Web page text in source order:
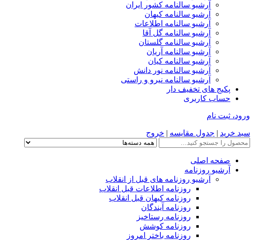
آرشیو سالنامه کشور ایران
آرشیو سالنامه کیهان
آرشیو سالنامه اطلاعات
آرشیو سالنامه گل آقا
آرشیو سالنامه گلستان
آرشیو سالنامه آریان
آرشیو سالنامه کیان
آرشیو سالنامه نور دانش
آرشیو سالنامه نیرو و راستی
پکیج های تخفیف دار
حساب کاربری
ورود، ثبت نام
سبد خرید | جدول مقایسه | خروج
صفحه اصلی
آرشیو روزنامه
آرشیو روزنامه های قبل از انقلاب
روزنامه اطلاعات قبل انقلاب
روزنامه کیهان قبل انقلاب
روزنامه آیندگان
روزنامه رستاخیز
روزنامه کوشش
روزنامه باختر امروز